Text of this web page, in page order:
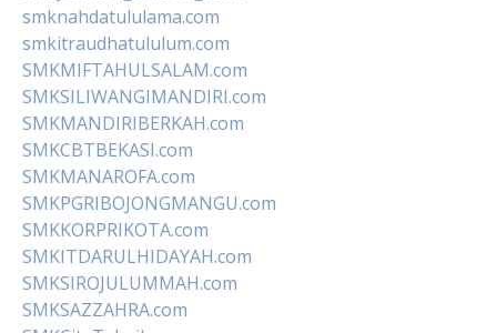
smknahdatululama.com
smkitraudhatululum.com
SMKMIFTAHULSALAM.com
SMKSILIWANGIMANDIRI.com
SMKMANDIRIBERKAH.com
SMKCBTBEKASI.com
SMKMANAROFA.com
SMKPGRIBOJONGMANGU.com
SMKKORPRIKOTA.com
SMKITDARULHIDAYAH.com
SMKSIROJULUMMAH.com
SMKSAZZAHRA.com